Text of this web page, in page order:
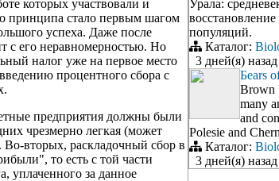
которых участвовали и
принципа стало первым шагом
успеха. Даже после
с его неравномерностью. Но
налог уже на первое место
процентного сбора с
предприятия должны были
чрезмерно легкая (может
Во-вторых, раскладочный сбор в
то есть с той части
уплаченного за данное
Урала:
популяций.
Каталог:
3 дней(я) назад
Бears
Brown
many
and
Polesie and
Каталог:
3 дней(я) назад